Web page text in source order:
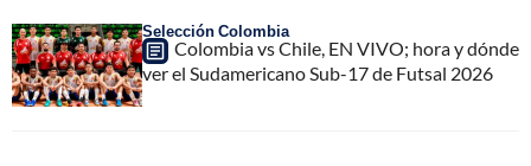
Selección Colombia
Colombia vs Chile, EN VIVO; hora y dónde
ver el Sudamericano Sub-17 de Futsal 2026